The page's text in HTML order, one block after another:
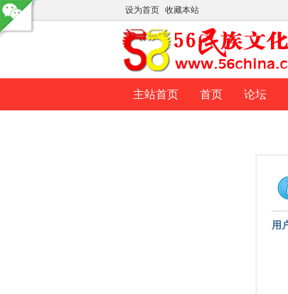
设为首页 收藏本站
主站首页 首页 论坛
用